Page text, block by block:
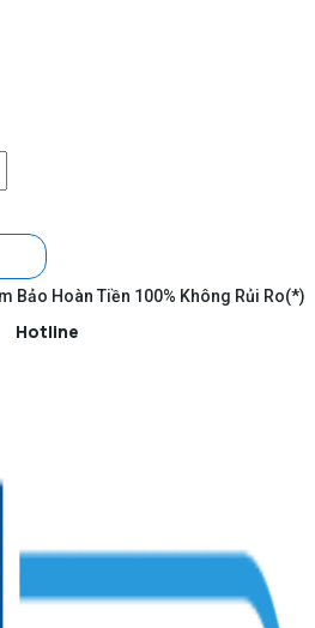
Bảo Hoàn Tiền 100% Không Rủi Ro(*)
Hotline